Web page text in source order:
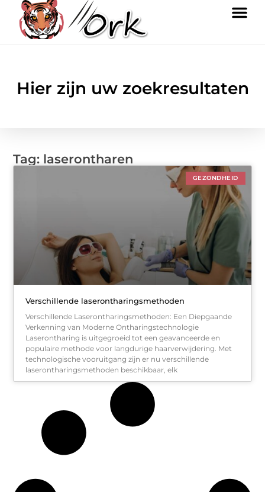
Hier zijn uw zoekresultaten
Tag: laserontharen
GEZONDHEID
Verschillende laserontharingsmethoden
Verschillende Laserontharingsmethoden: Een Diepgaande
Verkenning van Moderne Ontharingstechnologie
Laserontharing is uitgegroeid tot een geavanceerde en
populaire methode voor langdurige haarverwijdering. Met
technologische vooruitgang zijn er nu verschillende
laserontharingsmethoden beschikbaar, elk